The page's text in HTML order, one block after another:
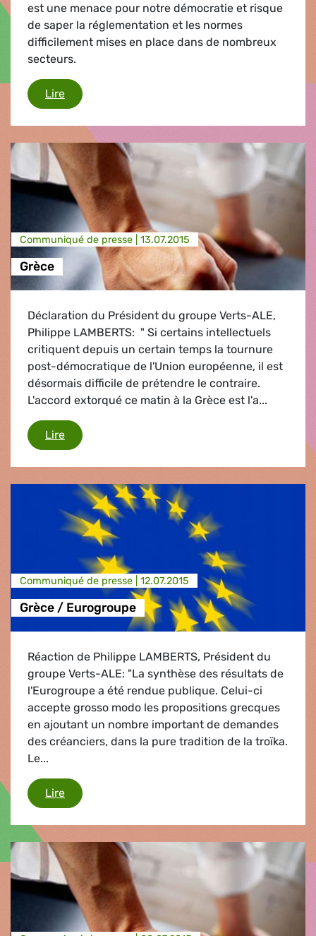
est une menace pour notre démocratie et risque
de saper la réglementation et les normes
difficilement mises en place dans de nombreux
secteurs.
LireTTIP
Communiqué de presse | 13.07.2015
Grèce
Déclaration du Président du groupe Verts-ALE,
Philippe LAMBERTS: " Si certains intellectuels
critiquent depuis un certain temps la tournure
post-démocratique de l'Union européenne, il est
désormais difficile de prétendre le contraire.
L'accord extorqué ce matin à la Grèce est l'a...
LireGrèce
Communiqué de presse | 12.07.2015
Grèce / Eurogroupe
Réaction de Philippe LAMBERTS, Président du
groupe Verts-ALE: "La synthèse des résultats de
l'Eurogroupe a été rendue publique. Celui-ci
accepte grosso modo les propositions grecques
en ajoutant un nombre important de demandes
des créanciers, dans la pure tradition de la troïka.
Le...
LireGrèce / Eurogroupe